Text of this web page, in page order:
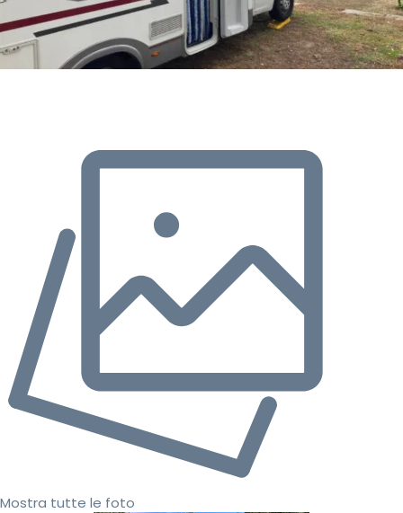
Mostra tutte le foto